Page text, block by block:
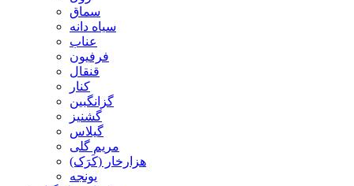
سماق
سیاه دانه
عناب
فرفیون
قنقال
کنار
گزانگبین
گشنیز
گیلاس
مریم گلی
هزارخار (کَرَک)
یونجه